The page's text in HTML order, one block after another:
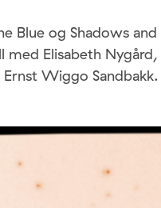
Blue og Shadows
Elisabeth
Ernst Wiggo Sandbakk.